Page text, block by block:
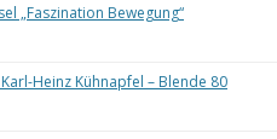
„Faszination Bewegung“
Heinz Kühnapfel – Blende 80